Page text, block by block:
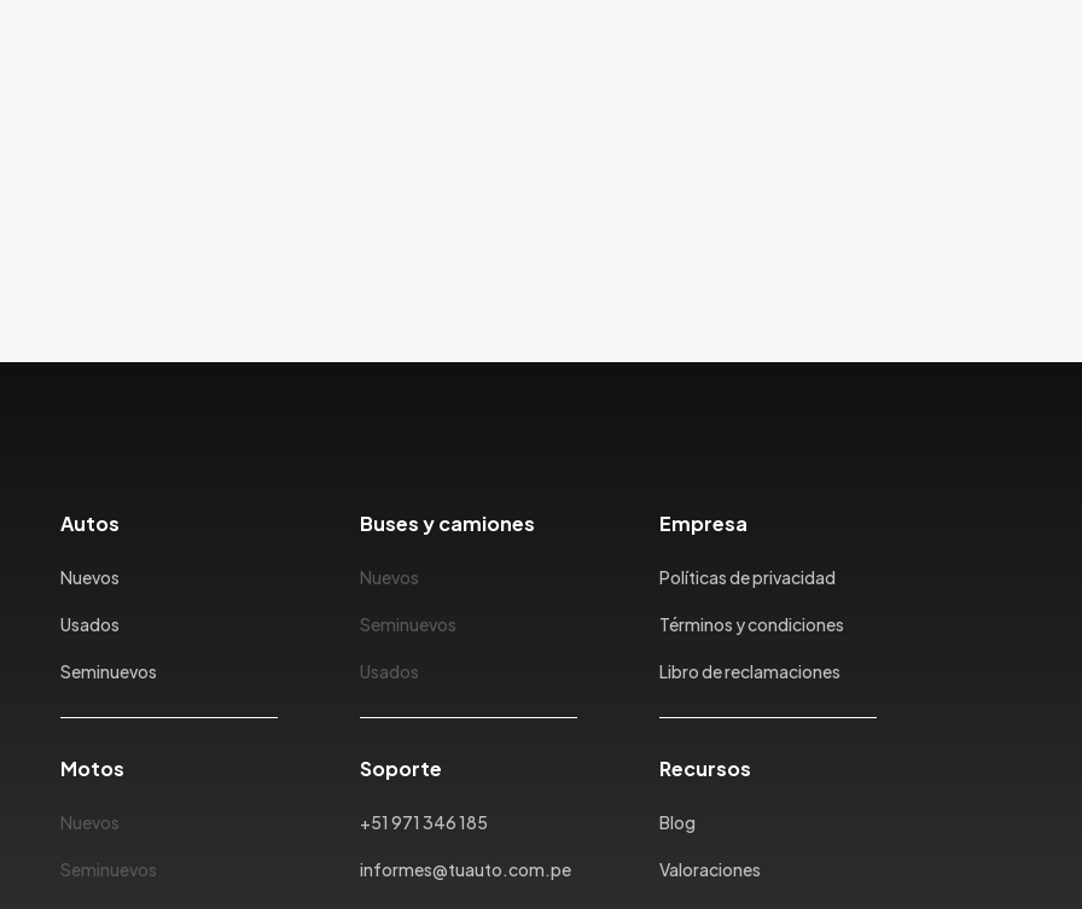
Autos
Nuevos
Usados
Seminuevos
Buses y camiones
Nuevos
Seminuevos
Usados
Empresa
Políticas de privacidad
Términos y condiciones
Libro de reclamaciones
Motos
Nuevos
Seminuevos
Soporte
+51 971 346 185
informes@tuauto.com.pe
Recursos
Blog
Valoraciones